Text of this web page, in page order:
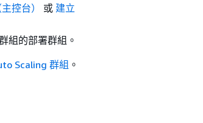
控台） 或 建立
組的部署群組。
Scaling 群組 。